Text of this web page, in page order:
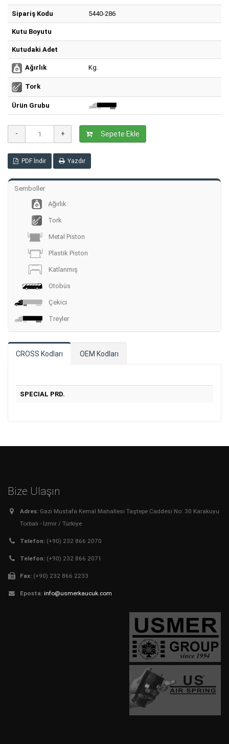
Sipariş Kodu 5440-286
Kutu Boyutu
Kutudaki Adet
Ağırlık Kg.
Tork
Ürün Grubu
Sepete Ekle
PDF İndir Yazdır
Semboller
Ağırlık
Tork
Metal Piston
Plastik Piston
Katlanmış
Otobüs
Çekici
Treyler
CROSS Kodları OEM Kodları
SPECIAL PRD.
Bize Ulaşın
Adres: Gazi Mustafa Kemal Mahallesi Taştepe Caddesi No: 30 Karakuyu
Torbalı - İzmir / Türkiye
Telefon: (+90) 232 866 2070
Telefon: (+90) 232 866 2071
Fax: (+90) 232 866 2233
Eposta: info@usmerkaucuk.com